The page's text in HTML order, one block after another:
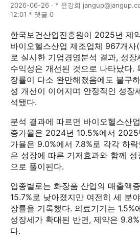
2026-06-26 · * 윤강희
12:01 * 댓글 0
한국보건산업진흥원이 2025년 제
바이오헬스산업 제조업체 967개사
로 실시한 기업경영분석 결과, 성
수익성은 개선된 것으로 나타났다.
장률이 다소 완만해졌음에도 불구
성 개선이 이어지며 안정적인 성장
석됐다.
분석 결과에 따르면 바이오헬스산
증가율은 2024년 10.5%에서
가율은 9.0%에서 7.8%로 각각 하
은 성장에 따른 기저효과와 함께
으로 풀이된다.
업종별로는 화장품 산업의 매출액
15.7%로 낮아졌지만 여전히 세 분
장률을 기록했다. 의료기기는 1.5%
성장세가 확대된 반면, 제약은
다.